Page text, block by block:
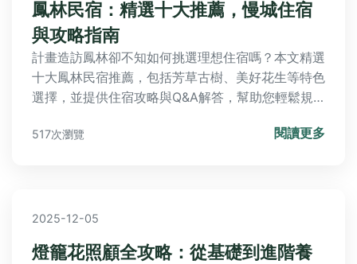
鳳林民宿：精選十大推薦，慢城住宿
與攻略指南
計畫造訪鳳林卻不知如何挑選理想住宿嗎？本文精選
十大鳳林民宿推薦，包括芳草古樹、美好花生等特色
選擇，並提供住宿攻略與Q&A解答，幫助您輕鬆規
517次瀏覽 閱讀更多
2025-12-05
燈籠花照顧全攻略：從基礎到進階養